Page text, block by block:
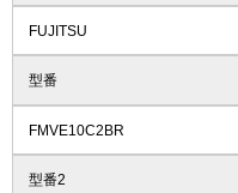
FUJITSU
型番
FMVE10C2BR
型番2